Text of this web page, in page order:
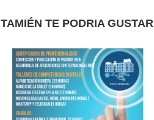
TAMIÉN TE PODRIA GUSTAR